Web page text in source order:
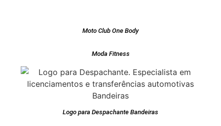
Moto Club One Body
Moda Fitness
Logo para Despachante Bandeiras